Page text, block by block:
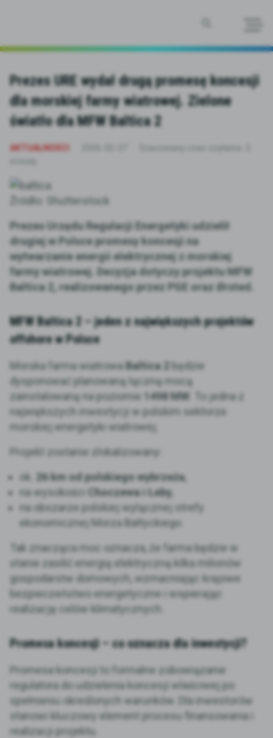
Prezes URE wydał drugą promesę koncesji
dla morskiej farmy wiatrowej. Zielone
światło dla MFW Baltica 2
AKTUALNOŚCI
Źródło: Shutterstock
Prezes Urzędu Regulacji Energetyki udzielił
drugiej w Polsce promesy koncesji na
wytwarzanie energii elektrycznej z morskiej
farmy wiatrowej. Decyzja dotyczy projektu MFW
Baltica 2, realizowanego przez PGE oraz Ørsted.
MFW Baltica 2 – jeden z największych projektów
offshore w Polsce
Morska farma wiatrowa Baltica 2
będzie
dysponować planowaną łączną mocą
zainstalowaną na poziomie
1498 MW . To jedna z
największych inwestycji w polskim sektorze
morskiej energetyki wiatrowej.
Projekt zostanie zlokalizowany:
ok.
26 km od polskiego wybrzeża,
na wysokości
Choczewa i Łeby
na obszarze polskiej wyłącznej strefy
ekonomicznej Morza Bałtyckiego.
Tak znacząca moc oznacza, że farma będzie w
stanie zasilić energią elektryczną kilka milionów
gospodarstw domowych, wzmacniając krajowe
bezpieczeństwo energetyczne i wspierając
realizację celów klimatycznych.
Promesa koncesji – co oznacza dla inwestycji?
Promesa koncesji to formalne zobowiązanie
regulatora do udzielenia koncesji właściwej po
spełnieniu określonych warunków. Dla inwestorów
stanowi kluczowy element procesu finansowania i
realizacji projektu.